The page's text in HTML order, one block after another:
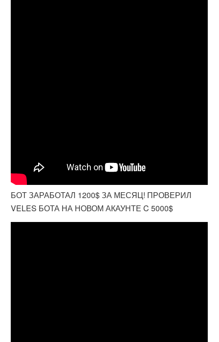
БОТ ЗАРАБОТАЛ 1200$ ЗА МЕСЯЦ! ПРОВЕРИЛ
VELES БОТА НА НОВОМ АКАУНТЕ C 5000$